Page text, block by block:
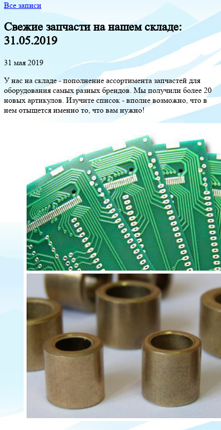
Все записи
Свежие запчасти на нашем складе:
31.05.2019
31 мая 2019
У нас на складе - пополнение ассортимента запчастей для
оборудования самых разных брендов. Мы получили более 20
новых артикулов. Изучите список - вполне возможно, что в
нем отыщется именно то, что вам нужно!